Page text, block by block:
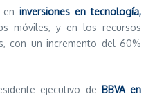
eninversiones en tecnología,
móviles, y en los recursos
con un incremento del 60%
ejecutivo de BBVA en